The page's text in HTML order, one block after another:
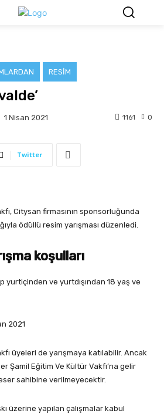
RESIM
1 Nisan 2021 0
1161
Twitter
Citysan firmasının sponsorluğunda
ödüllü resim yarışması düzenledi.
koşulları
yurtiçinden ve yurtdışından 18 yaş ve
2021
üyeleri de yarışmaya katılabilir. Ancak
Şamil Eğitim Ve Kültür Vakfı’na gelir
sahibine verilmeyecektir.
üzerine yapılan çalışmalar kabul